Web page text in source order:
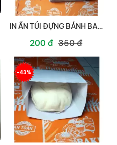
IN ẤN TÚI ĐỰNG BÁNH BAO
200 đ 350 đ
-43%